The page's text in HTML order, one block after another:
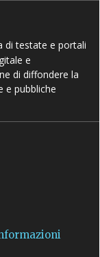
di testate e portali
e
di diffondere la
e pubbliche